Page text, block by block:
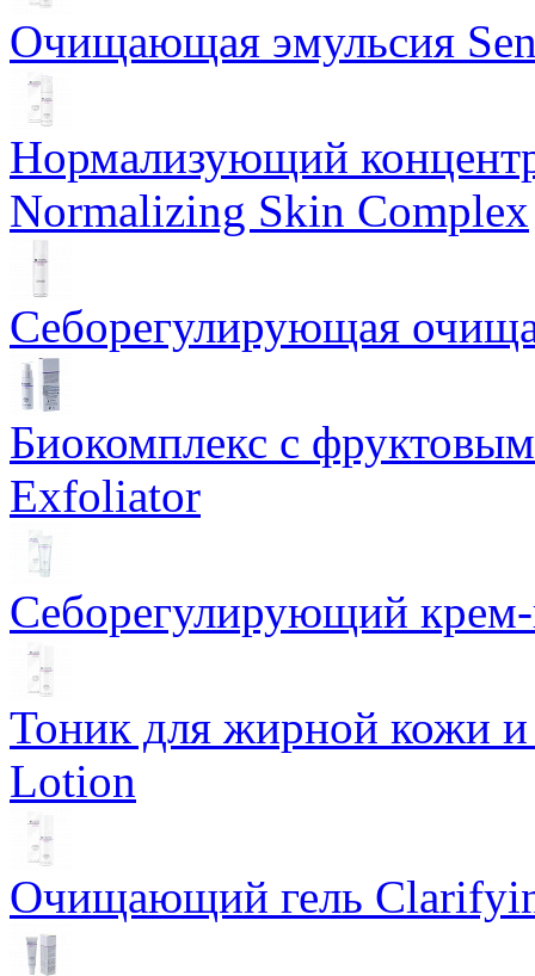
Очищающая эмульсия
Нормализующий
Normalizing Skin Complex
Себорегулирующая
Биокомплекс с
Exfoliator
Себорегулирующий
Тоник для жирной кожи
Lotion
Очищающий гель